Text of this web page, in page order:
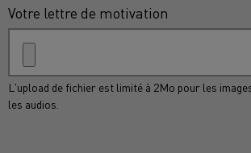
Votre lettre de motivation
L'upload de fichier est limité à 2Mo pour les
les audios.